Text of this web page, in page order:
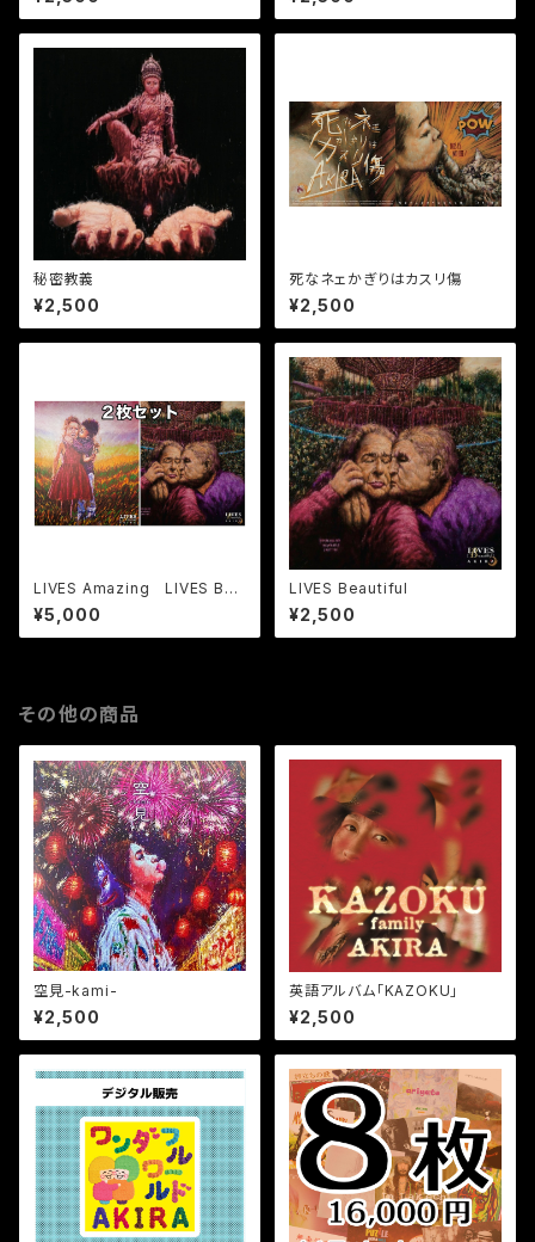
秘密教義
¥2,500
死なネェかぎりはカスリ傷
¥2,500
LIVES Amazing LIVES Bea
utiful【2枚セット】
¥5,000
LIVES Beautiful
¥2,500
その他の商品
空見-kami-
¥2,500
英語アルバム「KAZOKU」
¥2,500